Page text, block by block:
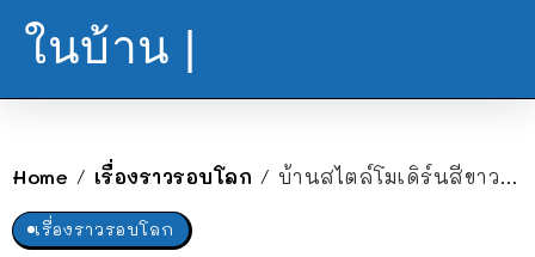
ในบ้าน |
Home / เรื่องราวรอบโลก / บ้านสไตล์โมเดิร์นสีขาว พร้อมระเบียงพักผ่อนสุดชิลล์ พื้นที่แห่งการใช้ชีวิตเรียบง่ายที่เต็มไปด้วยธรรมชาติ
เรื่องราวรอบโลก